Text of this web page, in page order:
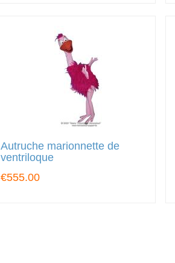
Autruche marionnette de
ventriloque
€555.00